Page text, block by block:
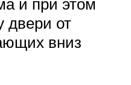
двери от
вниз